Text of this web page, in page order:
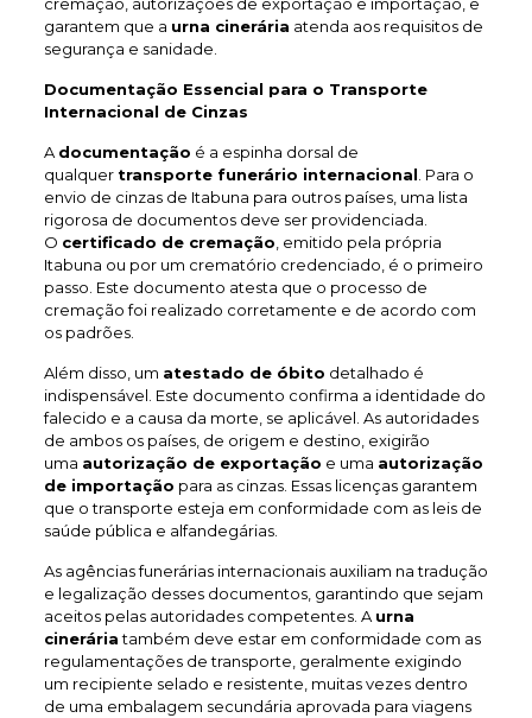
garantem que a urna cinerária atenda aos requisitos de
segurança e sanidade.
Documentação Essencial para o Transporte
Internacional de Cinzas
A documentação é a espinha dorsal de
qualquer transporte funerário internacional . Para o
envio de cinzas de Itabuna para outros países, uma lista
rigorosa de documentos deve ser providenciada.
O certificado de cremação , emitido pela própria
Itabuna ou por um crematório credenciado, é o primeiro
passo. Este documento atesta que o processo de
cremação foi realizado corretamente e de acordo com
os padrões.
Além disso, um atestado de óbito detalhado é
indispensável. Este documento confirma a identidade do
falecido e a causa da morte, se aplicável. As autoridades
de ambos os países, de origem e destino, exigirão
uma autorização de exportação e uma autorização
de importação para as cinzas. Essas licenças garantem
que o transporte esteja em conformidade com as leis de
saúde pública e alfandegárias.
As agências funerárias internacionais auxiliam na tradução
e legalização desses documentos, garantindo que sejam
aceitos pelas autoridades competentes. A urna
cineráriatambém deve estar em conformidade com as
regulamentações de transporte, geralmente exigindo
um recipiente selado e resistente, muitas vezes dentro
de uma embalagem secundária aprovada para viagens